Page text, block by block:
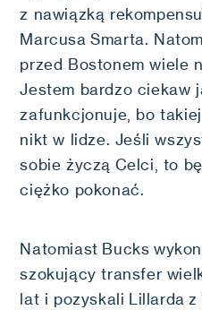
z nawiązką
Marcusa Smarta.
przed Bostonem wiele
Jestem bardzo ciekaw
zafunkcjonuje, bo
nikt w lidze. Jeśli
sobie życzą Celci, to
ciężko pokonać.
Natomiast Bucks
szokujący transfer
lat i pozyskali Lillarda z